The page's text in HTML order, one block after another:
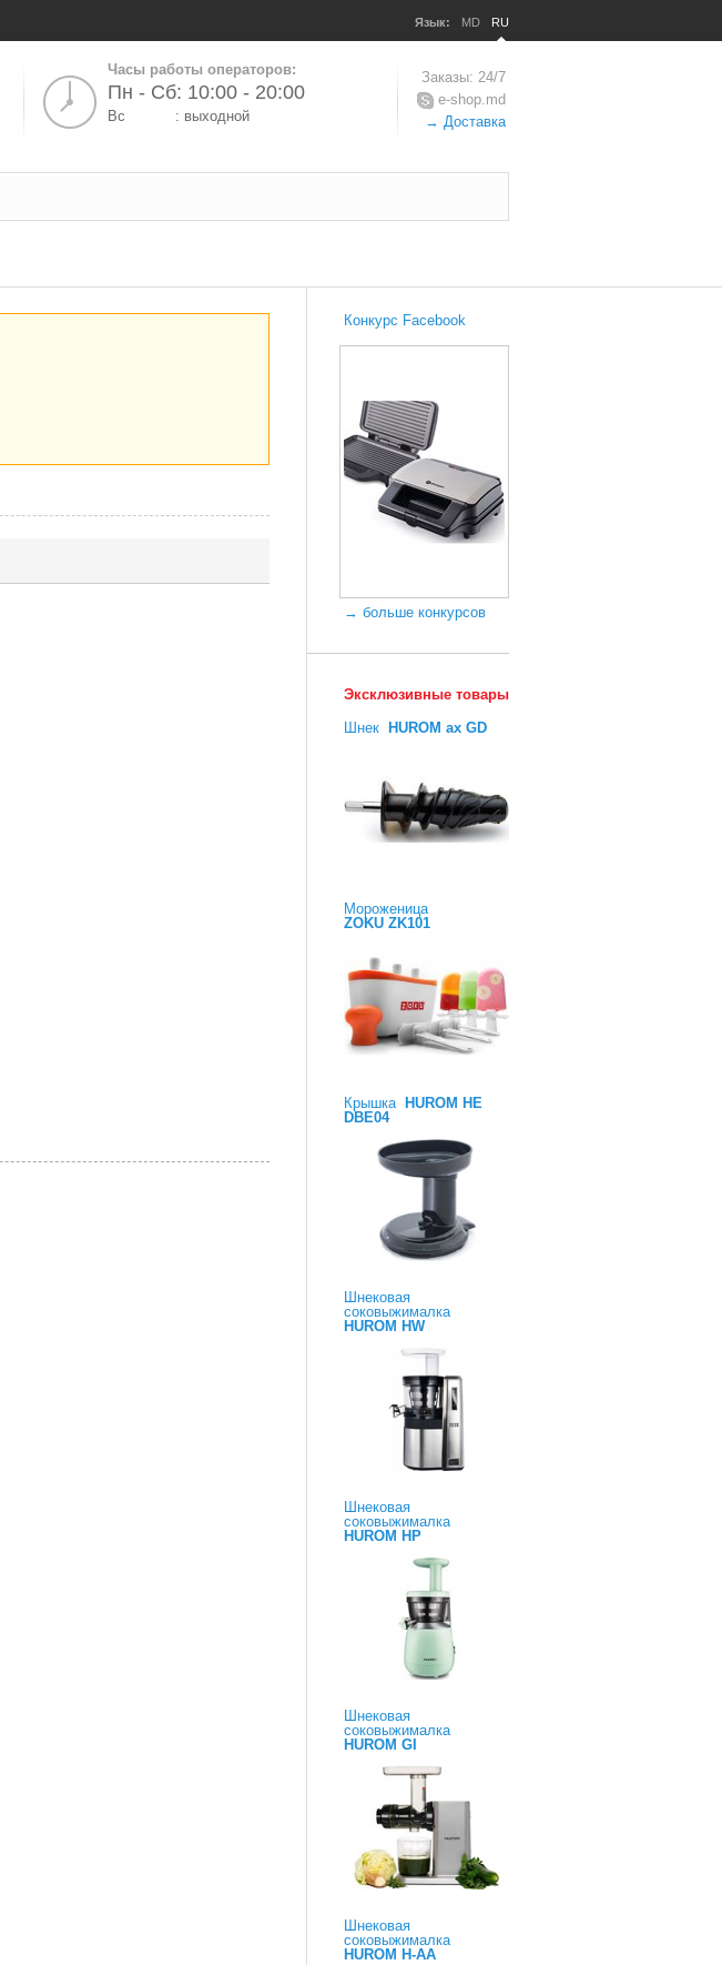
Язык: MD RU
Часы работы операторов:
Пн - Сб: 10:00 - 20:00
Вс : выходной
Заказы: 24/7
e-shop.md
→ Доставка
Конкурс Facebook
→ больше конкурсов
Эксклюзивные товары
Шнек HUROM ax GD
Мороженица
ZOKU ZK101
Крышка HUROM HE
DBE04
Шнековая
соковыжималка
HUROM HW
Шнековая
соковыжималка
HUROM HP
Шнековая
соковыжималка
HUROM GI
Шнековая
соковыжималка
HUROM H-AA